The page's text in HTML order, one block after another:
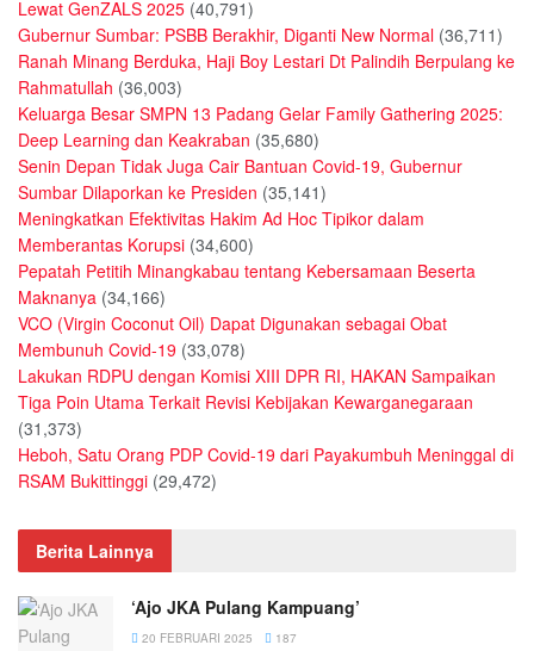
Lewat GenZALS 2025 (40,791)
Gubernur Sumbar: PSBB Berakhir, Diganti New Normal (36,711)
Ranah Minang Berduka, Haji Boy Lestari Dt Palindih Berpulang ke
Rahmatullah (36,003)
Keluarga Besar SMPN 13 Padang Gelar Family Gathering 2025:
Deep Learning dan Keakraban (35,680)
Senin Depan Tidak Juga Cair Bantuan Covid-19, Gubernur
Sumbar Dilaporkan ke Presiden (35,141)
Meningkatkan Efektivitas Hakim Ad Hoc Tipikor dalam
Memberantas Korupsi (34,600)
Pepatah Petitih Minangkabau tentang Kebersamaan Beserta
Maknanya (34,166)
VCO (Virgin Coconut Oil) Dapat Digunakan sebagai Obat
Membunuh Covid-19 (33,078)
Lakukan RDPU dengan Komisi XIII DPR RI, HAKAN Sampaikan
Tiga Poin Utama Terkait Revisi Kebijakan Kewarganegaraan
(31,373)
Heboh, Satu Orang PDP Covid-19 dari Payakumbuh Meninggal di
RSAM Bukittinggi (29,472)
Berita Lainnya
‘Ajo JKA Pulang Kampuang’
20 FEBRUARI 2025 187